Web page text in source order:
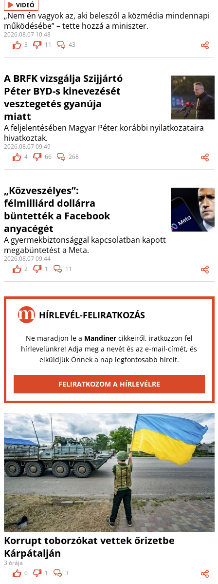
VIDEÓ
„Nem én vagyok az, aki beleszól a közmédia mindennapi
működésébe” – tette hozzá a miniszter.
2026.08.07 10:48
3
11 43
A BRFK vizsgálja Szijjártó
Péter BYD-s kinevezését
vesztegetés gyanúja
miatt
A feljelentésében Magyar Péter korábbi nyilatkozataira
hivatkoztak.
2026.08.07 09:49
4
66 268
„Közveszélyes”:
félmilliárd dollárra
büntették a Facebook
anyacégét
A gyermekbiztonsággal kapcsolatban kapott
megabüntetést a Meta.
2026.08.07 09:44
2
1 11
HÍRLEVÉL-FELIRATKOZÁS
Ne maradjon le a Mandinercikkeiről, iratkozzon fel
hírlevelünkre! Adja meg a nevét és az e-mail-címét, és
elküldjük Önnek a nap legfontosabb híreit.
FELIRATKOZOM A HÍRLEVÉLRE
Korrupt toborzókat vettek őrizetbe
Kárpátalján
3 órája
0
1 3